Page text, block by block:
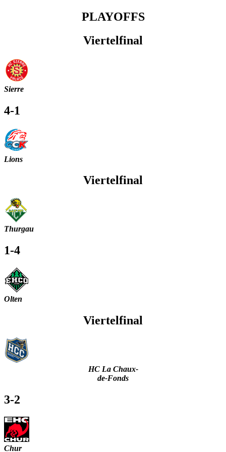
PLAYOFFS
Viertelfinal
Sierre
4-1
Lions
Viertelfinal
Thurgau
1-4
Olten
Viertelfinal
HC La Chaux-
de-Fonds
3-2
Chur